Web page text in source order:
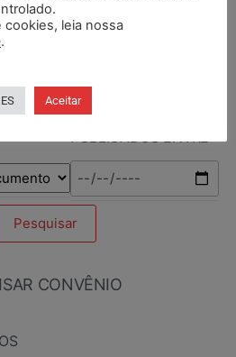
PUBLICADOS ENTRE
CONVÊNIO
cookies, leia nossa
.
Aceitar